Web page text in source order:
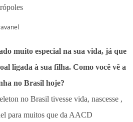
muito especial na sua vida, já que
ligada à sua filha. Como você vê a
no Brasil hoje?
no Brasil tivesse vida, nascesse ,
para muitos que da AACD